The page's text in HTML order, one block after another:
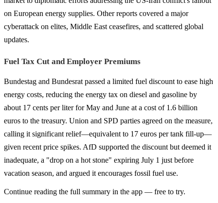
on European energy supplies. Other reports covered a major
cyberattack on elites, Middle East ceasefires, and scattered global
updates.
Fuel Tax Cut and Employer Premiums
Bundestag and Bundesrat passed a limited fuel discount to ease high
energy costs, reducing the energy tax on diesel and gasoline by
about 17 cents per liter for May and June at a cost of 1.6 billion
euros to the treasury. Union and SPD parties agreed on the measure,
calling it significant relief—equivalent to 17 euros per tank fill-up—
given recent price spikes. AfD supported the discount but deemed it
inadequate, a "drop on a hot stone" expiring July 1 just before
vacation season, and argued it encourages fossil fuel use.
Continue reading the full summary in the app — free to try.